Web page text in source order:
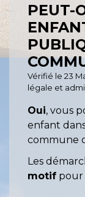
PEUT-
Vérifié le 23
légale et
Oui, vous
enfant
commune
Les
motif pour